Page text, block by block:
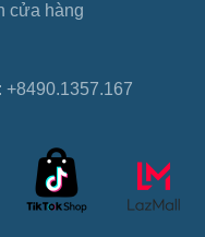
cửa hàng
+8490.1357.167